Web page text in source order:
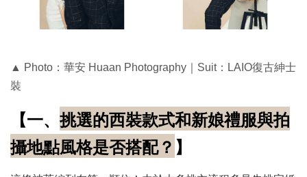
▲ Photo：華安 Huaan Photography｜Suit：LAIO復古紳士
裝
【一、挑選的西裝款式和新娘禮服與拍
攝地點風格是否搭配？ 】